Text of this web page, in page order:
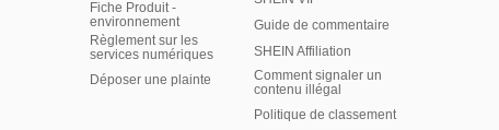
Fiche Produit -
environnement
Règlement sur les
services numériques
Déposer une plainte
Guide de commentaire
SHEIN Affiliation
Comment signaler un
contenu illégal
Politique de classement